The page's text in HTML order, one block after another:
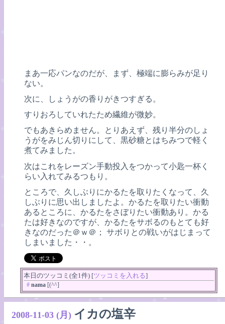
まあ一応パンなのだが、まず、極端に膨らみが足り
ない。
次に、しょうがの香りがきつすぎる。
すりおろしていれたため繊維が微妙。
でもあきらめません。とりあえず、残り半分のしょ
うがをみじん切りにして、黒砂糖とはちみつで軽く
煮てみました。
次はこれをレーズン手動投入をつかって小匙一杯く
らい入れてみるつもり。
ところで、久しぶりにかるたを取りたくなって、久
しぶりに思い出しましたよ。かるたを取りたい衝動
あるところに、かるたをさぼりたい衝動あり。かる
たは好きなのですが、かるたをサボるのもとても好
きなのだった＠ｗ＠； サボりとの戦いがはじまって
しまいました・・。
本日のツッコミ(全1件) [ツッコミを入れる]
# nama [(^^]
2008-11-03 (月) イカの塩辛